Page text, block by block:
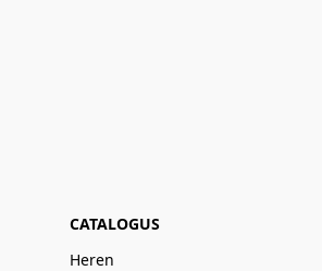
CATALOGUS
Heren